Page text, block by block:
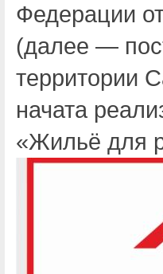
Федерации
(далее —
территории
начата
«Жильё для